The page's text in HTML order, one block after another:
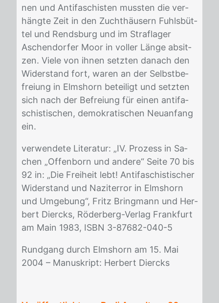
nen und An­ti­fa­schis­ten muss­ten die ver­
häng­te Zeit in den Zucht­häu­sern Fuhls­büt­
tel und Rends­burg und im Straf­la­ger
Aschen­dor­fer Moor in vol­ler Län­ge ab­sit­
zen. Vie­le von ih­nen setz­ten da­nach den
Wi­der­stand fort, wa­ren an der Selbst­be­
frei­ung in Elms­horn be­tei­ligt und setz­ten
sich nach der Be­frei­ung für ei­nen an­ti­fa­
schis­ti­schen, de­mo­kra­ti­schen Neu­an­fang
ein.
ver­wen­de­te Li­te­ra­tur: „IV. Pro­zess in Sa­
chen „Of­fen­born und an­de­re“ Sei­te 70 bis
92 in: „Die Frei­heit lebt! An­ti­fa­schis­ti­scher
Wi­der­stand und Na­zi­ter­ror in Elms­horn
und Um­ge­bung“, Fritz Bring­mann und Her­
bert Diercks, Rö­der­berg-Ver­lag Frank­furt
am Main 1983, ISBN 3-87682-040-5
Rund­gang durch Elms­horn am 15. Mai
2004 – Ma­nu­skript: Her­bert Diercks